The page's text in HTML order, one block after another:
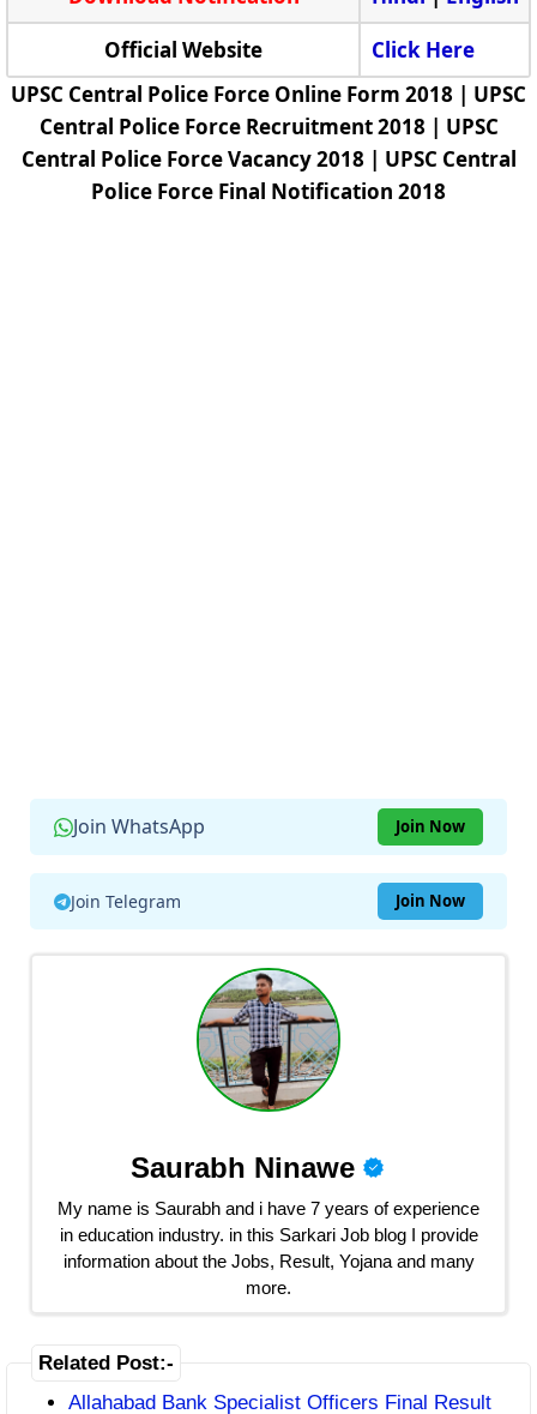
Official Website
Click Here
UPSC Central Police Force Online Form 2018 | UPSC
Central Police Force Recruitment 2018 | UPSC
Central Police Force Vacancy 2018 | UPSC Central
Police Force Final Notification 2018
Join WhatsApp Join Now
Join Telegram Join Now
Saurabh Ninawe
My name is Saurabh and i have 7 years of experience
in education industry. in this Sarkari Job blog I provide
information about the Jobs, Result, Yojana and many
more.
Related Post:-
Allahabad Bank Specialist Officers Final Result